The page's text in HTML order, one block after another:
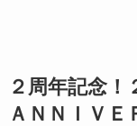
２周年記念
ＡＮＮＩＶＥ